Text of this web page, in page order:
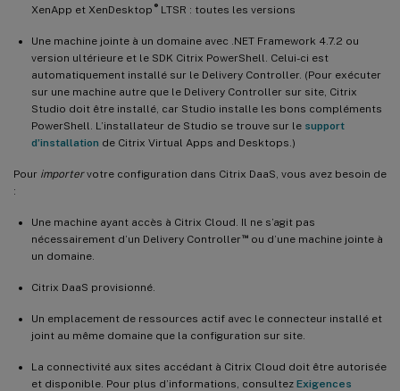
XenApp et XenDesktop ®LTSR : toutes les versions
Une machine jointe à un domaine avec .NET Framework 4.7.2 ou
version ultérieure et le SDK Citrix PowerShell. Celui-ci est
automatiquement installé sur le Delivery Controller. (Pour exécuter
sur une machine autre que le Delivery Controller sur site, Citrix
Studio doit être installé, car Studio installe les bons compléments
PowerShell. L’installateur de Studio se trouve sur le support
d’installation de Citrix Virtual Apps and Desktops.)
Pour importervotre configuration dans Citrix DaaS, vous avez besoin de
:
Une machine ayant accès à Citrix Cloud. Il ne s’agit pas
nécessairement d’un Delivery Controller™ou d’une machine jointe à
un domaine.
Citrix DaaS provisionné.
Un emplacement de ressources actif avec le connecteur installé et
joint au même domaine que la configuration sur site.
La connectivité aux sites accédant à Citrix Cloud doit être autorisée
et disponible. Pour plus d’informations, consultez Exigences